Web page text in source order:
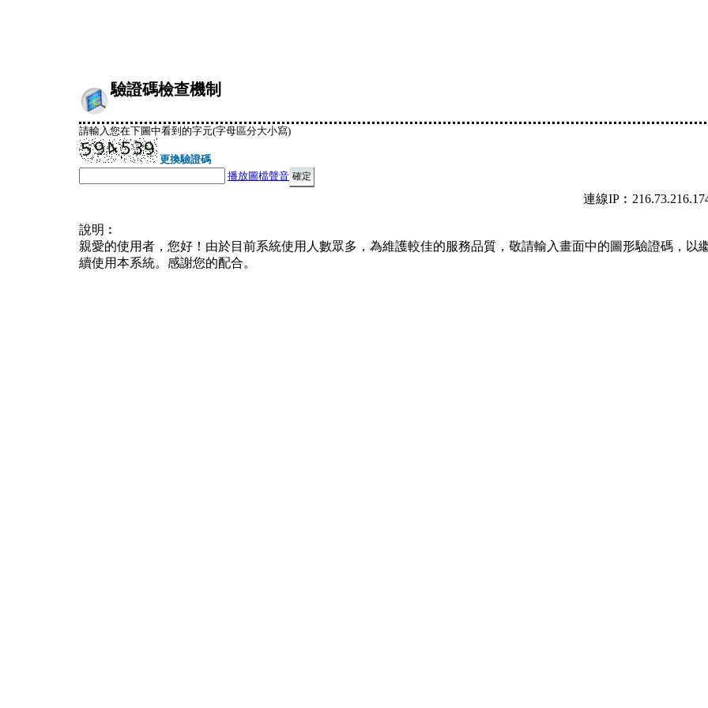
驗證碼檢查機制
請輸入您在下圖中看到的字元(字母區分大小寫)
更換驗證碼
播放圖檔聲音
連線
說明︰
親愛的使用者，您好！由於目前系統使用人數眾多，為維護較佳的服務品質，敬請輸入畫面中的圖形驗證碼，以
續使用本系統。感謝您的配合。